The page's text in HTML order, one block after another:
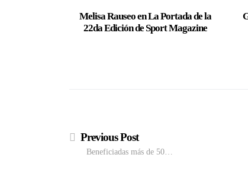
Melisa Rauseo en La Portada de la
22da Edición de Sport Magazine
Previous Post
Beneficiadas más de 50…